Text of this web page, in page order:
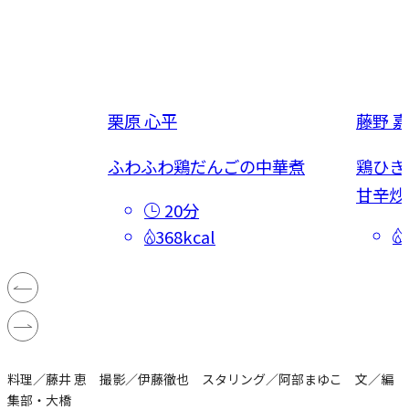
栗原 心平
ふわふわ鶏だんごの中華煮
20分
368kcal
藤野
鶏ひ
甘辛
料理／藤井 恵 撮影／伊藤徹也 スタリング／阿部まゆこ 文／編
集部・大橋